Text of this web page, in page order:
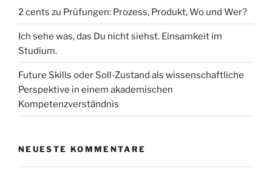
2 cents zu Prüfungen: Prozess, Produkt, Wo und Wer?
Ich sehe was, das Du nicht siehst. Einsamkeit im
Studium.
Future Skills oder Soll-Zustand als wissenschaftliche
Perspektive in einem akademischen
Kompetenzverständnis
NEUESTE KOMMENTARE